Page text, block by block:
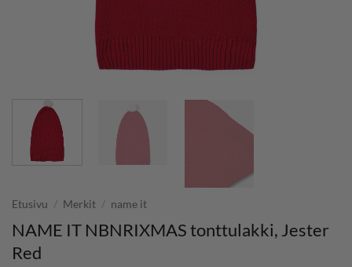
Etusivu / Merkit / name it
NAME IT NBNRIXMAS tonttulakki, Jester
Red